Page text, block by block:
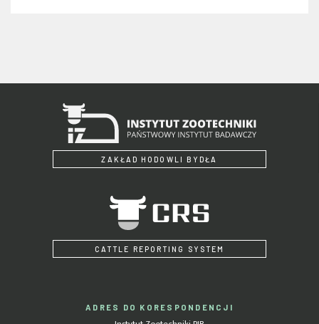
ZAKŁAD HODOWLI BYDŁA
CATTLE REPORTING SYSTEM
ADRES DO KORESPONDENCJI